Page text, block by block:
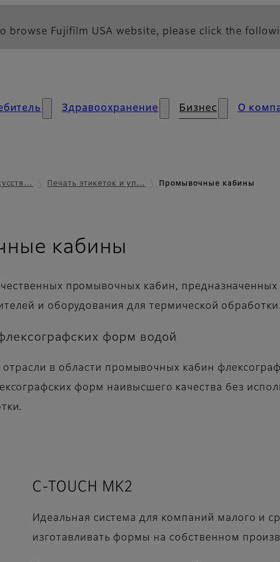
browse Fujifilm USA website, please click the
Здравоохранение Бизнес О
Печать этикеток и уп… Промывочные кабины
кабины
промывочных кабин, предназначенных
и оборудования для термической обработки.
форм водой
отрасли в области промывочных кабин
форм наивысшего качества без
C-TOUCH MK2
Идеальная система для компаний малого и
изготавливать формы на собственном